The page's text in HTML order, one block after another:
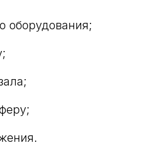
оборудования;